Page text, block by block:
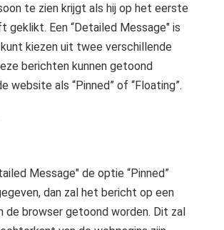
te zien krijgt als hij op het eerste
geklikt. Een “Detailed Message" is
kiezen uit twee verschillende
berichten kunnen getoond
website als “Pinned” of “Floating”.
Message" de optie “Pinned”
dan zal het bericht op een
de browser getoond worden. Dit zal